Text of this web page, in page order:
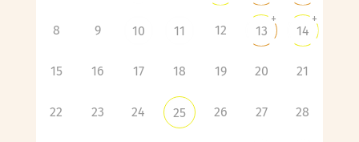
8 9 10 11 12 13
+
14
+
15 16 17 18 19 20 21
22 23 24 25 26 27 28